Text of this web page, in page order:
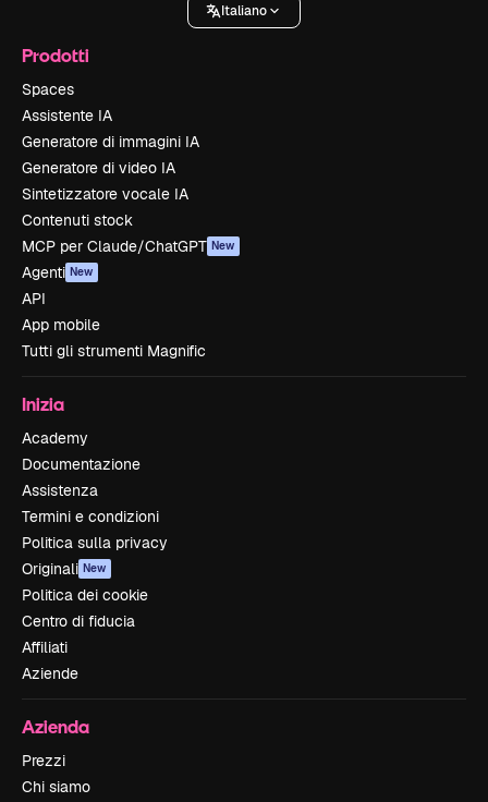
Italiano
Prodotti
Spaces
Assistente IA
Generatore di immagini IA
Generatore di video IA
Sintetizzatore vocale IA
Contenuti stock
MCP per Claude/ChatGPT New
Agenti New
API
App mobile
Tutti gli strumenti Magnific
Inizia
Academy
Documentazione
Assistenza
Termini e condizioni
Politica sulla privacy
Originali New
Politica dei cookie
Centro di fiducia
Affiliati
Aziende
Azienda
Prezzi
Chi siamo